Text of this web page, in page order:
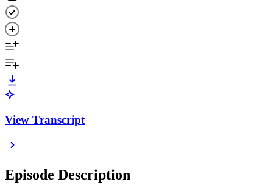
View Transcript
Episode Description